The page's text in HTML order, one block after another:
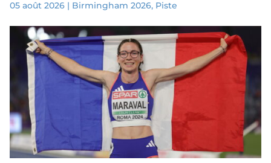
05 août 2026| Birmingham 2026, Piste